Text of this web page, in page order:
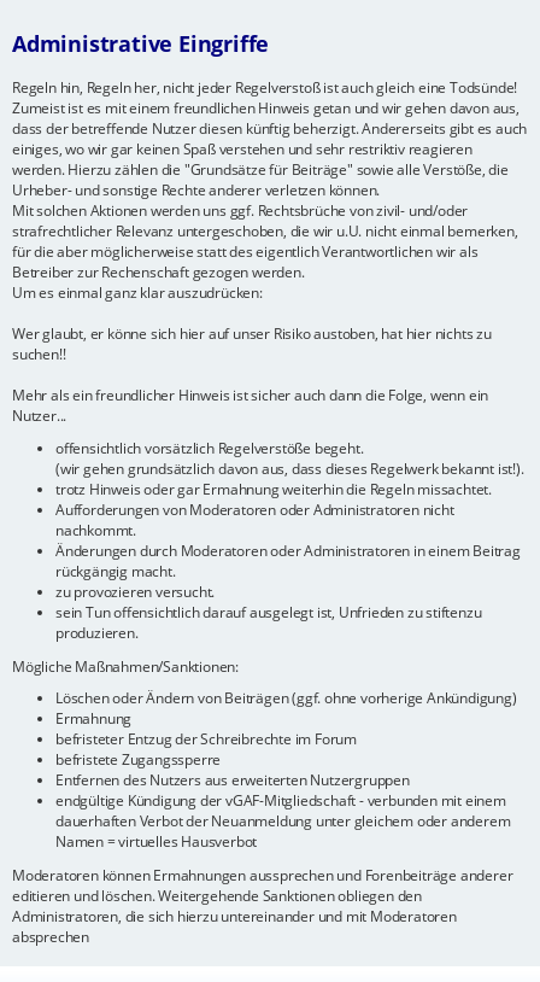
Administrative Eingriffe
Regeln hin, Regeln her, nicht jeder Regelverstoß ist auch gleich eine Todsünde!
Zumeist ist es mit einem freundlichen Hinweis getan und wir gehen davon aus,
dass der betreffende Nutzer diesen künftig beherzigt. Andererseits gibt es auch
einiges, wo wir gar keinen Spaß verstehen und sehr restriktiv reagieren
werden. Hierzu zählen die "Grundsätze für Beiträge" sowie alle Verstöße, die
Urheber- und sonstige Rechte anderer verletzen können.
Mit solchen Aktionen werden uns ggf. Rechtsbrüche von zivil- und/oder
strafrechtlicher Relevanz untergeschoben, die wir u.U. nicht einmal bemerken,
für die aber möglicherweise statt des eigentlich Verantwortlichen wir als
Betreiber zur Rechenschaft gezogen werden.
Um es einmal ganz klar auszudrücken:
Wer glaubt, er könne sich hier auf unser Risiko austoben, hat hier nichts zu
suchen!!
Mehr als ein freundlicher Hinweis ist sicher auch dann die Folge, wenn ein
Nutzer...
offensichtlich vorsätzlich Regelverstöße begeht.
(wir gehen grundsätzlich davon aus, dass dieses Regelwerk bekannt ist!).
trotz Hinweis oder gar Ermahnung weiterhin die Regeln missachtet.
Aufforderungen von Moderatoren oder Administratoren nicht
nachkommt.
Änderungen durch Moderatoren oder Administratoren in einem Beitrag
rückgängig macht.
zu provozieren versucht.
sein Tun offensichtlich darauf ausgelegt ist, Unfrieden zu stiftenzu
produzieren.
Mögliche Maßnahmen/Sanktionen:
Löschen oder Ändern von Beiträgen (ggf. ohne vorherige Ankündigung)
Ermahnung
befristeter Entzug der Schreibrechte im Forum
befristete Zugangssperre
Entfernen des Nutzers aus erweiterten Nutzergruppen
endgültige Kündigung der vGAF-Mitgliedschaft - verbunden mit einem
dauerhaften Verbot der Neuanmeldung unter gleichem oder anderem
Namen = virtuelles Hausverbot
Moderatoren können Ermahnungen aussprechen und Forenbeiträge anderer
editieren und löschen. Weitergehende Sanktionen obliegen den
Administratoren, die sich hierzu untereinander und mit Moderatoren
absprechen